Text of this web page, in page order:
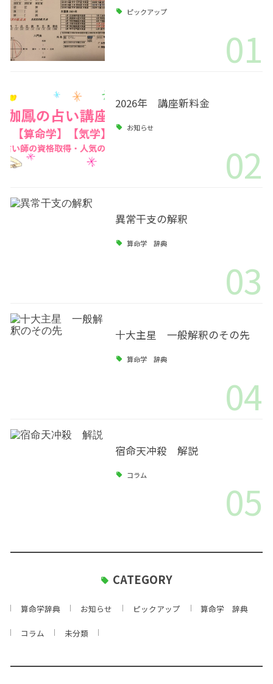
ピックアップ
01
2026年 講座新料金
お知らせ
02
異常干支の解釈
算命学 辞典
03
十大主星 一般解釈のその先
算命学 辞典
04
宿命天冲殺 解説
コラム
05
CATEGORY
算命学辞典 お知らせ ピックアップ 算命学 辞典
コラム 未分類